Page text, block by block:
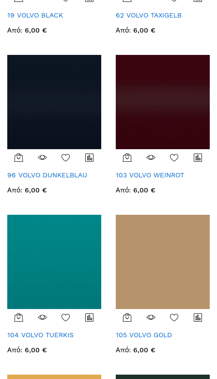
19 VOLVO BLACK
Από
6,00 €
62 VOLVO TAXIGELB
Από
6,00 €
96 VOLVO DUNKELBLAU
Από
6,00 €
103 VOLVO WEINROT
Από
6,00 €
104 VOLVO TUERKIS
Από
6,00 €
105 VOLVO GOLD
Από
6,00 €